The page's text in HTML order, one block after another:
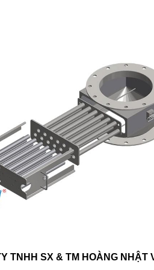
TNHH SX & TM HOÀNG NHẬT